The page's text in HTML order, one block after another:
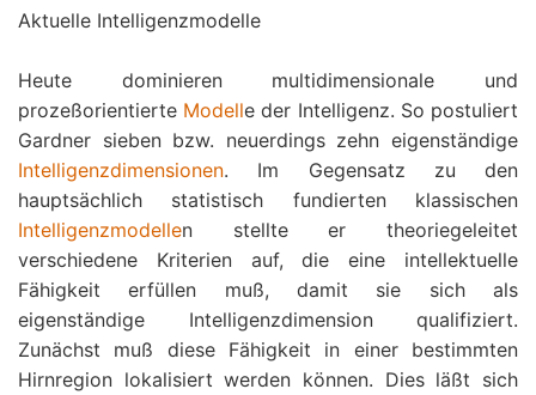
Aktuelle Intelligenzmodelle
Heute dominieren multidimensionale und
prozeßorientierte Modelle der Intelligenz. So postuliert
Gardner sieben bzw. neuerdings zehn eigenständige
Intelligenzdimensionen. Im Gegensatz zu den
hauptsächlich statistisch fundierten klassischen
Intelligenzmodellen stellte er theoriegeleitet
verschiedene Kriterien auf, die eine intellektuelle
Fähigkeit erfüllen muß, damit sie sich als
eigenständige Intelligenzdimension qualifiziert.
Zunächst muß diese Fähigkeit in einer bestimmten
Hirnregion lokalisiert werden können. Dies läßt sich